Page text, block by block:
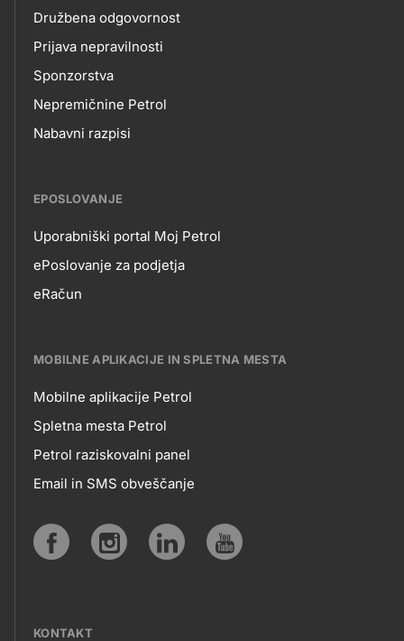
Družbena odgovornost
Prijava nepravilnosti
Sponzorstva
Nepremičnine Petrol
Nabavni razpisi
EPOSLOVANJE
EPOSLOVANJE
Uporabniški portal Moj Petrol
ePoslovanje za podjetja
eRačun
MOBILNE APLIKACIJE IN SPLETNA MESTA
MOBILNE
APLIKACIJE
SPLETNA
Mobilne aplikacije Petrol
Spletna mesta Petrol
Petrol raziskovalni panel
Email in SMS obveščanje
KONTAKT